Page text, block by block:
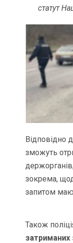
статут
Відповідно
зможуть
зокрема,
запитом
Також
затриманих